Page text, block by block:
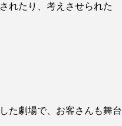
れたり、考えさせられた
た劇場で、お客さんも舞台